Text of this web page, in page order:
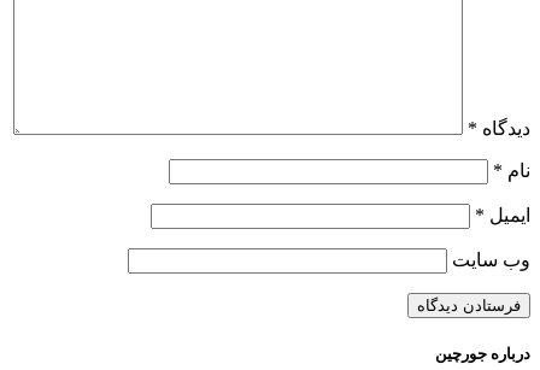
دیدگاه *
نام *
ایمیل *
وب‌ سایت
درباره جورچین